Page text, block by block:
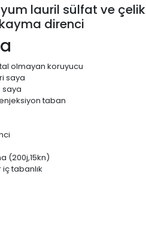
lauril sülfat ve çelik
direnci
olmayan koruyucu
saya
saya
taban
(200j,15kn)
tabanlık